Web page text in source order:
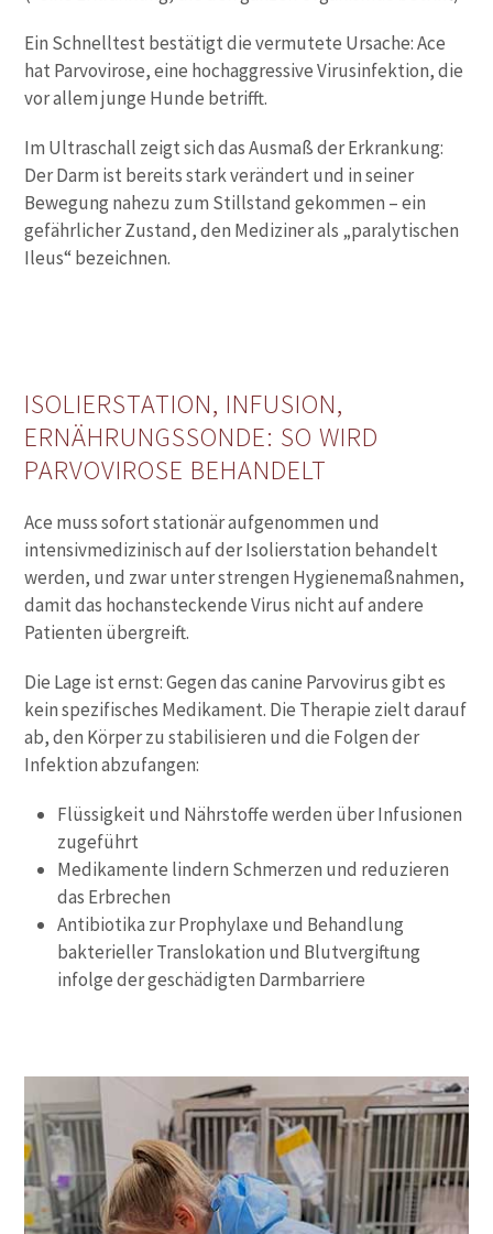
Ein Schnelltest bestätigt die vermutete Ursache: Ace
hat Parvovirose, eine hochaggressive Virusinfektion, die
vor allem junge Hunde betrifft.
Im Ultraschall zeigt sich das Ausmaß der Erkrankung:
Der Darm ist bereits stark verändert und in seiner
Bewegung nahezu zum Stillstand gekommen – ein
gefährlicher Zustand, den Mediziner als „paralytischen
Ileus“ bezeichnen.
ISOLIERSTATION, INFUSION,
ERNÄHRUNGSSONDE: SO WIRD
PARVOVIROSE BEHANDELT
Ace muss sofort stationär aufgenommen und
intensivmedizinisch auf der Isolierstation behandelt
werden, und zwar unter strengen Hygienemaßnahmen,
damit das hochansteckende Virus nicht auf andere
Patienten übergreift.
Die Lage ist ernst: Gegen das canine Parvovirus gibt es
kein spezifisches Medikament. Die Therapie zielt darauf
ab, den Körper zu stabilisieren und die Folgen der
Infektion abzufangen:
Flüssigkeit und Nährstoffe werden über Infusionen
zugeführt
Medikamente lindern Schmerzen und reduzieren
das Erbrechen
Antibiotika zur Prophylaxe und Behandlung
bakterieller Translokation und Blutvergiftung
infolge der geschädigten Darmbarriere